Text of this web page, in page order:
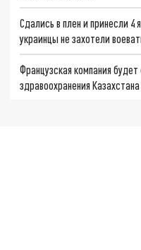
Сдались в плен и принесли
украинцы не захотели
Французская компания
здравоохранения Казахстана